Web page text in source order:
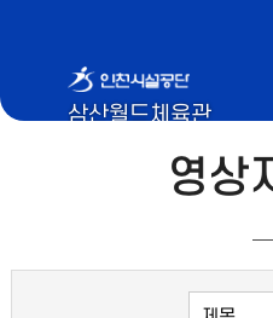
삼산월드체육관
영상